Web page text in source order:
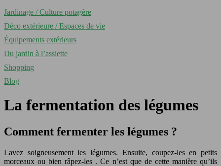
Jardinage / Culture potagère
Déco extérieure / Espaces de vie
Équipements extérieurs
Du jardin à l’assiette
Shopping
Blog
La fermentation des légumes
Comment fermenter les légumes ?
Lavez soigneusement les légumes. Ensuite, coupez-les en petits
morceaux ou bien râpez-les . Ce n’est que de cette manière qu’ils